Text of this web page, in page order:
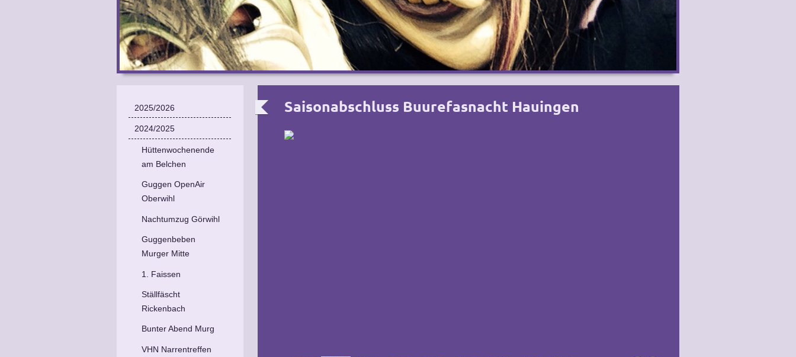
Saisonabschluss Buurefasnacht Hauingen
2025/2026
2024/2025
Hüttenwochenende
am Belchen
Guggen OpenAir
Oberwihl
Nachtumzug Görwihl
Guggenbeben
Murger Mitte
1. Faissen
Ställfäscht
Rickenbach
Bunter Abend Murg
VHN Narrentreffen